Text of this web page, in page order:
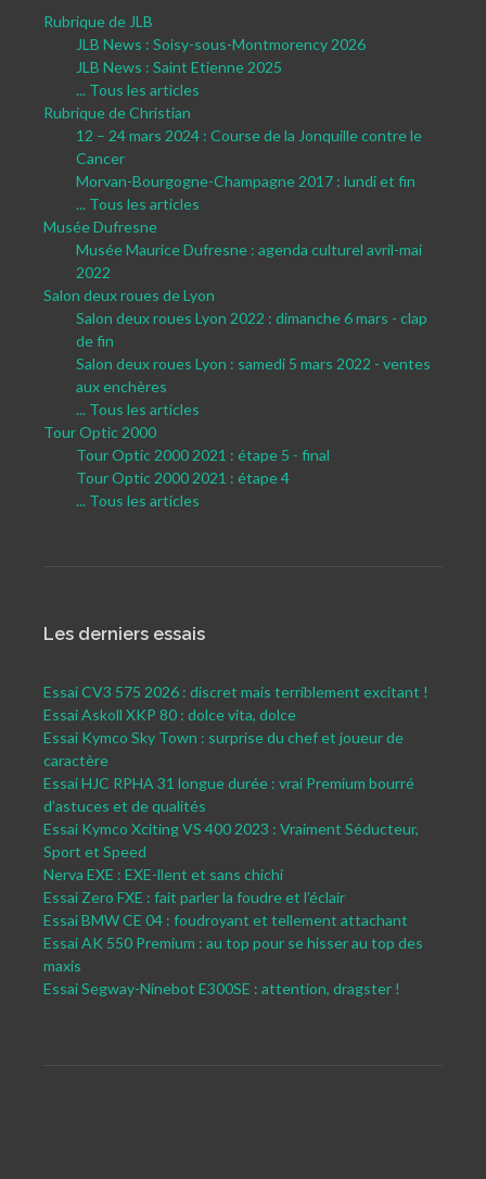
Rubrique de JLB
JLB News : Soisy-sous-Montmorency 2026
JLB News : Saint Etienne 2025
... Tous les articles
Rubrique de Christian
12 – 24 mars 2024 : Course de la Jonquille contre le
Cancer
Morvan-Bourgogne-Champagne 2017 : lundi et fin
... Tous les articles
Musée Dufresne
Musée Maurice Dufresne : agenda culturel avril-mai
2022
Salon deux roues de Lyon
Salon deux roues Lyon 2022 : dimanche 6 mars - clap
de fin
Salon deux roues Lyon : samedi 5 mars 2022 - ventes
aux enchères
... Tous les articles
Tour Optic 2000
Tour Optic 2000 2021 : étape 5 - final
Tour Optic 2000 2021 : étape 4
... Tous les articles
Les derniers essais
Essai CV3 575 2026 : discret mais terriblement excitant !
Essai Askoll XKP 80 : dolce vita, dolce
Essai Kymco Sky Town : surprise du chef et joueur de
caractère
Essai HJC RPHA 31 longue durée : vrai Premium bourré
d’astuces et de qualités
Essai Kymco Xciting VS 400 2023 : Vraiment Séducteur,
Sport et Speed
Nerva EXE : EXE-llent et sans chichi
Essai Zero FXE : fait parler la foudre et l’éclair
Essai BMW CE 04 : foudroyant et tellement attachant
Essai AK 550 Premium : au top pour se hisser au top des
maxis
Essai Segway-Ninebot E300SE : attention, dragster !